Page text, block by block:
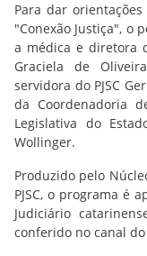
Para dar
"Conexão Justiça", o
a médica e diretora
Graciela de
servidora do PJSC
da Coordenadoria
Legislativa do
Wollinger.
Produzido pelo
PJSC, o programa é
Judiciário
conferido no canal do